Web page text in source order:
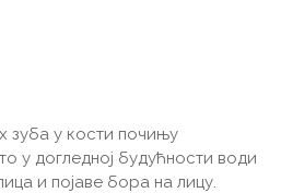
зуба у кости почињу
у догледној будућности води
и појаве бора на лицу.